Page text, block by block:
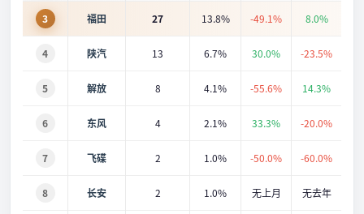
3 福田 27 13.8% -49.1% 8.0%
4 陕汽 13 6.7% 30.0% -23.5%
5 解放 8 4.1% -55.6% 14.3%
6 东风 4 2.1% 33.3% -20.0%
7 飞碟 2 1.0% -50.0% -60.0%
8 长安 2 1.0% 无上月 无去年